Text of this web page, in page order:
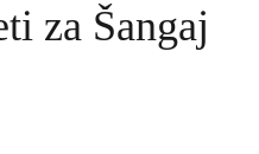
za Šangaj